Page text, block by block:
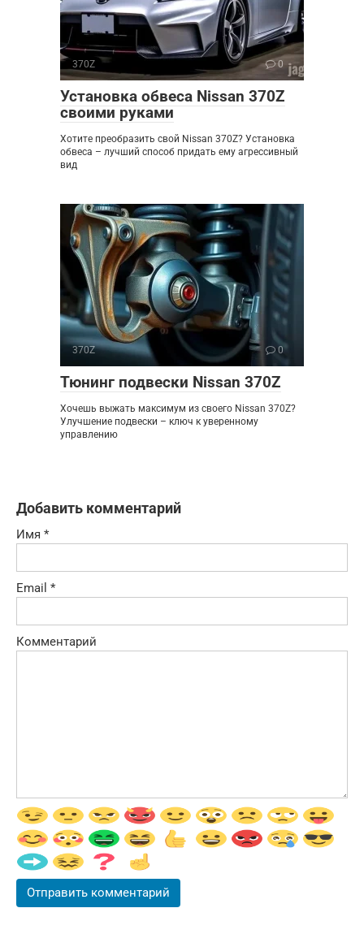
370Z 0
Установка обвеса Nissan 370Z
своими руками
Хотите преобразить свой Nissan 370Z? Установка
обвеса – лучший способ придать ему агрессивный
вид
370Z 0
Тюнинг подвески Nissan 370Z
Хочешь выжать максимум из своего Nissan 370Z?
Улучшение подвески – ключ к уверенному
управлению
Добавить комментарий
Имя *
Email *
Комментарий